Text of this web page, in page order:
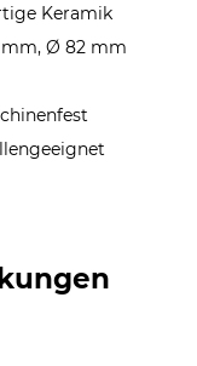
Keramik
mm, Ø 82 mm